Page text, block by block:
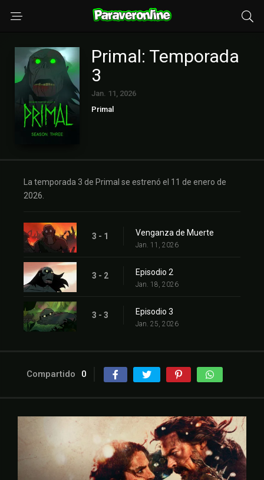
Primal: Temporada
3
Jan. 11, 2026
Primal
La temporada 3 de Primal se estrenó el 11 de enero de
2026.
3 - 1 Venganza de Muerte
Jan. 11, 2026
3 - 2 Episodio 2
Jan. 18, 2026
3 - 3 Episodio 3
Jan. 25, 2026
Compartido 0